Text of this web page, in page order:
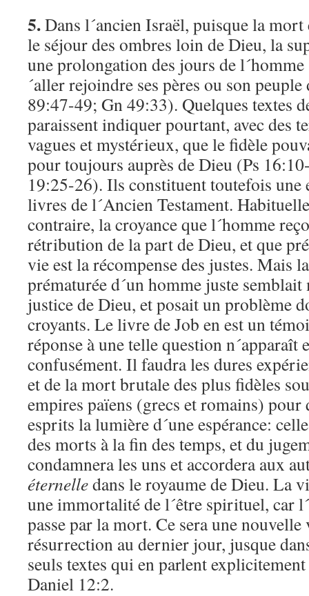
5.Dans l´ancien Israël, puisque la mort
le séjour des ombres loin de Dieu, la
une prolongation des jours de
´aller rejoindre ses pères ou son
89:47-49; Gn 49:33). Quelques textes
paraissent indiquer pourtant, avec des
vagues et mystérieux, que le fidèle
pour toujours auprès de Dieu (Ps
19:25-26). Ils constituent toutefois une
livres de l´Ancien Testament.
contraire, la croyance que l´homme
rétribution de la part de Dieu, et que
vie est la récompense des justes. Mais
prématurée d´un homme juste
justice de Dieu, et posait un problème
croyants. Le livre de Job en est un
réponse à une telle question n´apparaît
confusément. Il faudra les dures
et de la mort brutale des plus fidèles
empires païens (grecs et romains) pour
esprits la lumière d´une espérance:
des morts à la fin des temps, et du
condamnera les uns et accordera aux
éternelledans le royaume de Dieu. La
une immortalité de l´être spirituel, car
passe par la mort. Ce sera une
résurrection au dernier jour, jusque
seuls textes qui en parlent
Daniel 12:2.